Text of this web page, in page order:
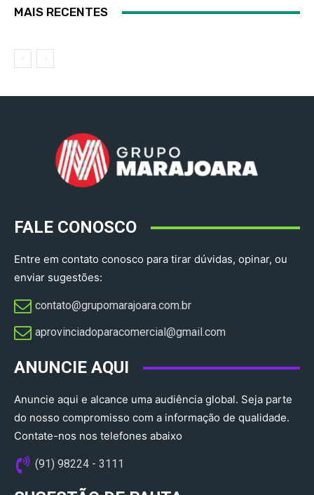
MAIS RECENTES
FALE CONOSCO
Entre em contato conosco para tirar dúvidas, opinar, ou
enviar sugestões:
contato@grupomarajoara.com.br
aprovinciadoparacomercial@gmail.com​
ANUNCIE AQUI
Anuncie aqui e alcance uma audiência global. Seja parte
do nosso compromisso com a informação de qualidade.
Contate-nos nos telefones abaixo
(91) 98224 - 3111